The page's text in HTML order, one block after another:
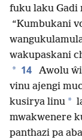
fuku laku Gadi
“Kumbukani
wakupaskani
* 14
Awolu
vinu ajengi
kusirya linu *
mwakwenere
panthazi pa